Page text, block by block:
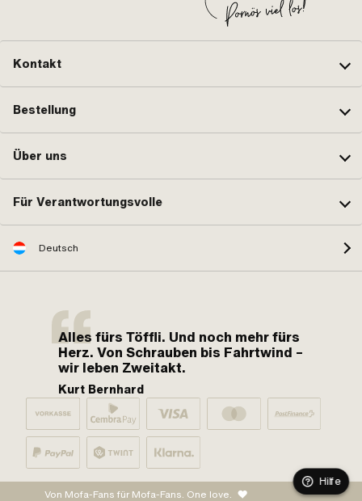
Kontakt
Bestellung
Über uns
Für Verantwortungsvolle
Deutsch
Alles fürs Töffli. Und noch mehr fürs
Herz. Von Schrauben bis Fahrtwind –
wir leben Zweitakt.
Kurt Bernhard
Von Mofa-Fans für Mofa-Fans. One love.
Hilfe